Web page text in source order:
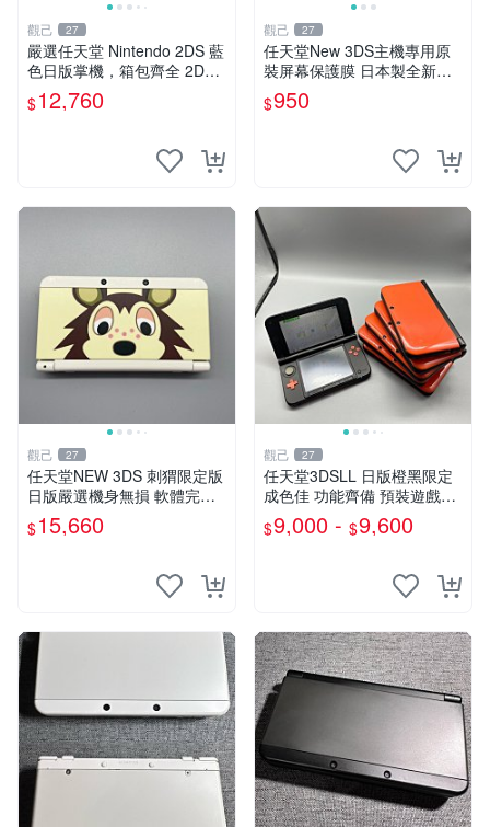
觀己 27
嚴選任天堂 Nintendo 2DS 藍
色日版掌機，箱包齊全 2DS
3DS 掌機 日版 Nintendo 定
價
$12,760
觀己 27
任天堂New 3DS主機專用原
裝屏幕保護膜 日本製全新未
拆 匹配度100% 新3DS 主機
膜片 屏保膜
$950
觀己 27
任天堂NEW 3DS 刺猬限定版
日版嚴選機身無損 軟體完好
附原裝保護膜 刺猬限定 NEW
3DS 功能齊全 附膜日版 任天
$15,660
觀己 27
任天堂3DSLL 日版橙黑限定
成色佳 功能齊備 預裝遊戲內
存卡附送 3DS 3D 測試 游戲
機
$9,000 - $9,600